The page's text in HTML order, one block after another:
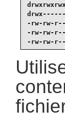
-rw-rw-
-rw-rw-
-rw-rw-